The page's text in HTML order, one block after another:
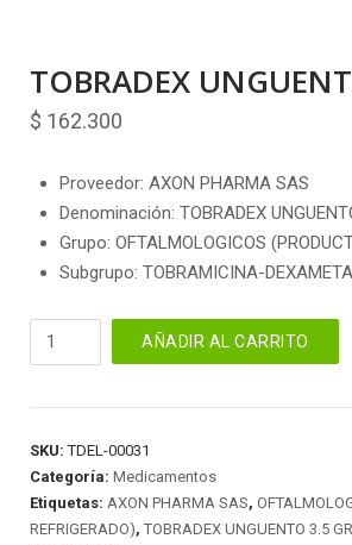
TOBRADEX
$ 162.300
Proveedor: AXON PHARMA SAS
Denominación: TOBRADEX
Grupo: OFTALMOLOGICOS
Subgrupo: TOBRAMICINA-
TOBRADEX
UNGUENTO
GR
AÑADIR AL CARRITO
SKU:TDEL-00031
Categoría: Medicamentos
Etiquetas: AXON PHARMA SAS,
REFRIGERADO), TOBRADEX UNGUENTO 3.5 GR